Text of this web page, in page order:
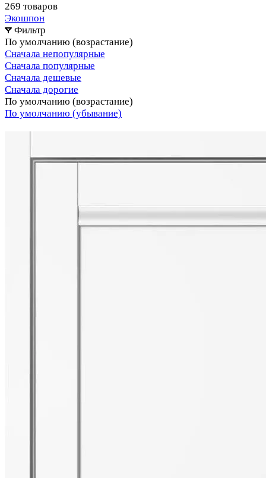
269 товаров
Экошпон
Фильтр
По умолчанию (возрастание)
Сначала непопулярные
Сначала популярные
Сначала дешевые
Сначала дорогие
По умолчанию (возрастание)
По умолчанию (убывание)